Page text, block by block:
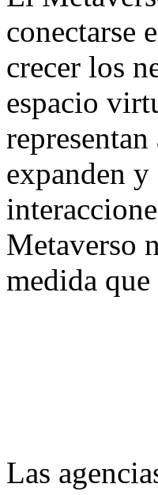
conectarse
crecer los
espacio
expanden
Metaverso
medida que
Las